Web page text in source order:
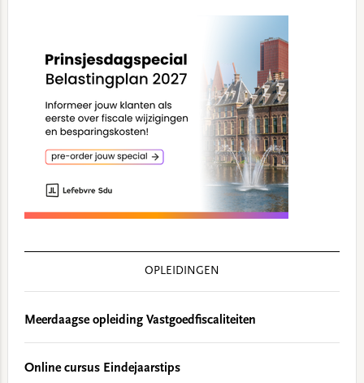
OPLEIDINGEN
Meerdaagse opleiding Vastgoedfiscaliteiten
Online cursus Eindejaarstips